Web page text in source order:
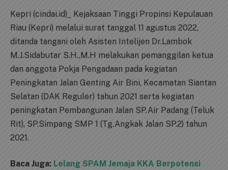
Kepri (cindai.id)_ Kejaksaan Tinggi Propinsi Kepulauan
Riau (Kepri) melalui surat tanggal 11 agustus 2022,
ditanda tangani oleh Asisten Intelijen Dr.Lambok
M.J.Sidabutar S.H.,M.H melakukan pemanggilan ketua
dan anggota Pokja Pengadaan pada kegiatan
Peningkatan Jalan Genting Air Bini, Kecamatan Siantan
Selatan (DAK Reguler) tahun 2021 serta kegiatan
peningkatan Pembangunan Jalan SP.Air Padang (Teluk
Rit), SP.Simpang SMP 1 (Tg.Angkak Jalan SP.2) tahun
2021.
Baca Juga: Lelang SPAM Jemaja KKA Berpotensi